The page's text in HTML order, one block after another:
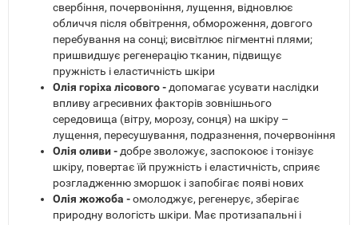
свербіння, почервоніння, лущення, відновлює
обличчя після обвітрення, обмороження, довгого
перебування на сонці; висвітлює пігментні плями;
пришвидшує регенерацію тканин, підвищує
пружність і еластичність шкіри
Олія горіха лісового - допомагає усувати наслідки
впливу агресивних факторів зовнішнього
середовища (вітру, морозу, сонця) на шкіру –
лущення, пересушування, подразнення, почервоніння
Олія оливи - добре зволожує, заспокоює і тонізує
шкіру, повертає їй пружність і еластичність, сприяє
розгладженню зморшок і запобігає появі нових
Олія жожоба -омолоджує, регенерує, зберігає
природну вологість шкіри. Має протизапальні і